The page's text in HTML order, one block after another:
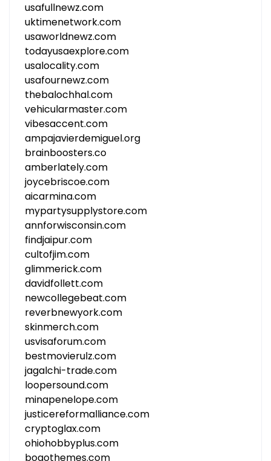
usafullnewz.com
uktimenetwork.com
usaworldnewz.com
todayusaexplore.com
usalocality.com
usafournewz.com
thebalochhal.com
vehicularmaster.com
vibesaccent.com
ampajavierdemiguel.org
brainboosters.co
amberlately.com
joycebriscoe.com
aicarmina.com
mypartysupplystore.com
annforwisconsin.com
findjaipur.com
cultofjim.com
glimmerick.com
davidfollett.com
newcollegebeat.com
reverbnewyork.com
skinmerch.com
usvisaforum.com
bestmovierulz.com
jagalchi-trade.com
loopersound.com
minapenelope.com
justicereformalliance.com
cryptoglax.com
ohiohobbyplus.com
bogothemes.com